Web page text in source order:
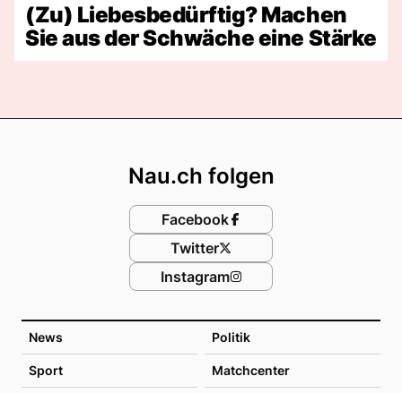
(Zu) Liebesbedürftig? Machen
Sie aus der Schwäche eine Stärke
News Politik
Sport Matchcenter
Nau.ch folgen
Facebook
Twitter
Instagram